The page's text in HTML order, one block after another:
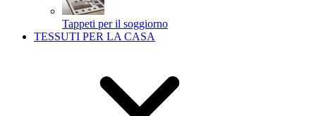
Tappeti per il soggiorno
TESSUTI PER LA CASA